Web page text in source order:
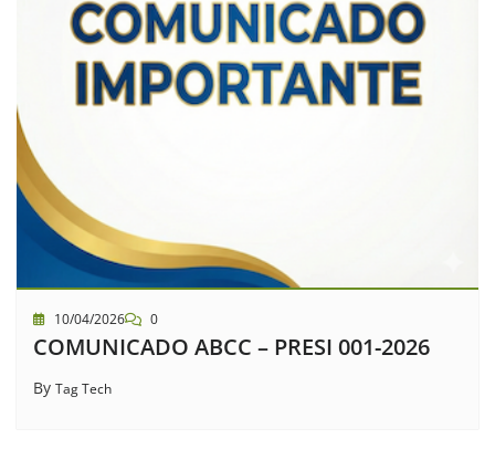
10/04/2026 0
COMUNICADO ABCC – PRESI 001-2026
By Tag Tech